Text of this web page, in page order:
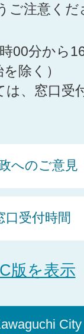
ご注意くだ
00分から
除く）
は、窓口受
へのご意見
口受付時間
版を表示
City